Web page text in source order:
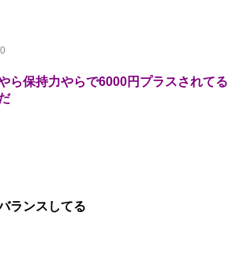
ら保持力やらで6000円プラスされてる
ランスしてる